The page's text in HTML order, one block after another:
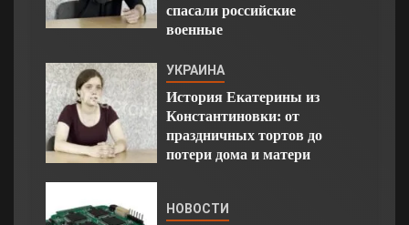
спасали российские
военные
УКРАИНА
История Екатерины из
Константиновки: от
праздничных тортов до
потери дома и матери
НОВОСТИ